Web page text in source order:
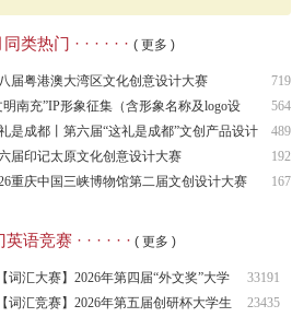
类热门 · · · · · · ( 更多 )
719
届粤港澳大湾区文化创意设计大赛
564
明南充”IP形象征集（含形象名称及logo设
489
是成都丨第六届“这礼是成都”文创产品设计
192
届印记太原文化创意设计大赛
167
重庆中国三峡博物馆第二届文创设计大赛
语竞赛 · · · · · · ( 更多 )
33191
【词汇大赛】2026年第四届“外文奖”大学
生
23435
【词汇竞赛】2026年第五届创研杯大学生